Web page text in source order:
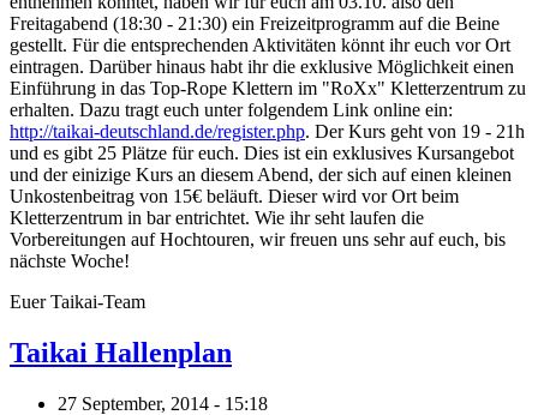
Freitagabend (18:30 - 21:30) ein Freizeitprogramm auf die Beine
gestellt. Für die entsprechenden Aktivitäten könnt ihr euch vor Ort
eintragen. Darüber hinaus habt ihr die exklusive Möglichkeit einen
Einführung in das Top-Rope Klettern im "RoXx" Kletterzentrum zu
erhalten. Dazu tragt euch unter folgendem Link online ein:
http://taikai-deutschland.de/register.php. Der Kurs geht von 19 - 21h
und es gibt 25 Plätze für euch. Dies ist ein exklusives Kursangebot
und der einizige Kurs an diesem Abend, der sich auf einen kleinen
Unkostenbeitrag von 15€ beläuft. Dieser wird vor Ort beim
Kletterzentrum in bar entrichtet. Wie ihr seht laufen die
Vorbereitungen auf Hochtouren, wir freuen uns sehr auf euch, bis
nächste Woche!
Euer Taikai-Team
Taikai Hallenplan
27 September, 2014 - 15:18